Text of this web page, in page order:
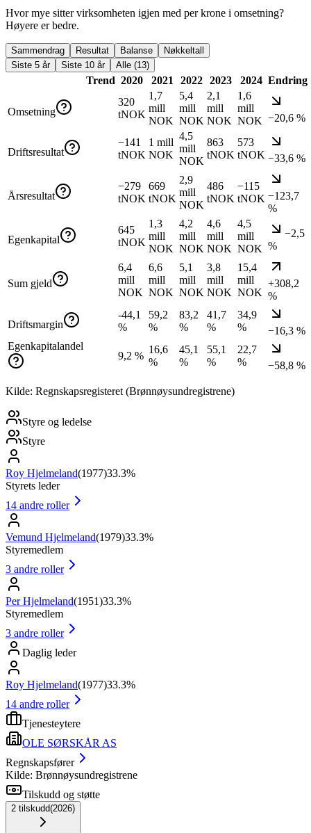
Hvor mye sitter virksomheten igjen med per krone i omsetning?
Høyere er bedre.
Sammendrag Resultat Balanse
Nøkkeltall
Siste 5 år
Siste 10 år Alle (13)
Trend 2020 2021 2022 2023 2024 Endring
Omsetning
320
tNOK
1,7
mill
NOK
5,4
mill
NOK
2,1
mill
NOK
1,6
mill
NOK −20,6 %
Driftsresultat
−141
tNOK
1 mill
NOK
4,5
mill
NOK
863
tNOK
573
tNOK −33,6 %
Årsresultat
−279
tNOK
669
tNOK
2,9
mill
NOK
486
tNOK
−115
tNOK −123,7
%
Egenkapital
645
tNOK
1,3
mill
NOK
4,2
mill
NOK
4,6
mill
NOK
4,5
mill
NOK
−2,5
%
Sum gjeld
6,4
mill
NOK
6,6
mill
NOK
5,1
mill
NOK
3,8
mill
NOK
15,4
mill
NOK
+308,2
%
Driftsmargin
-44,1
%
59,2
%
83,2
%
41,7
%
34,9
%
−16,3 %
Egenkapitalandel
9,2 %
16,6
%
45,1
%
55,1
%
22,7
%
−58,8 %
Kilde: Regnskapsregisteret (Brønnøysundregistrene)
Styre og ledelse
Styre
Roy Hjelmeland(1977)33.3%
Styrets leder
14 andre roller
Vemund Hjelmeland(1979)33.3%
Styremedlem
3 andre roller
Per Hjelmeland(1951)33.3%
Styremedlem
3 andre roller
Daglig leder
Roy Hjelmeland(1977)33.3%
14 andre roller
Tjenesteytere
OLE SØRSKÅR AS
Regnskapsfører
Kilde: Brønnøysundregistrene
Tilskudd og støtte
2 tilskudd(2026)